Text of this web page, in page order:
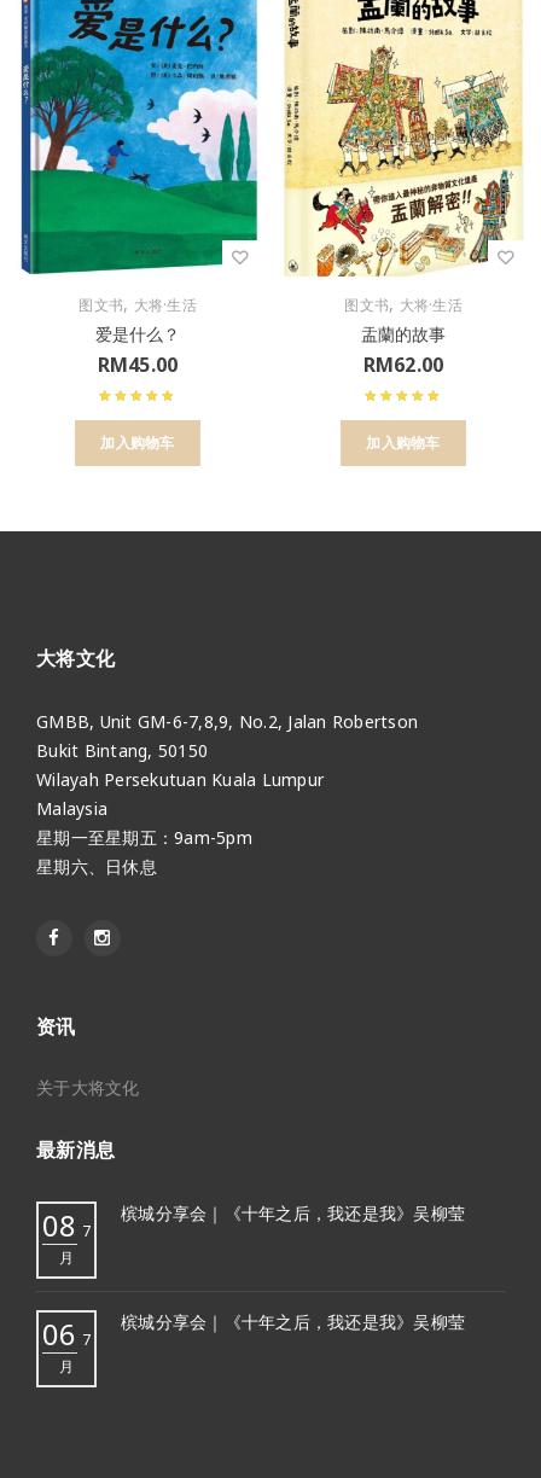
图文书, 大将·生活
爱是什么？
RM45.00
加入购物车
图文书, 大将·生活
盂蘭的故事
RM62.00
加入购物车
大将文化
GMBB, Unit GM-6-7,8,9, No.2, Jalan Robertson
Bukit Bintang, 50150
Wilayah Persekutuan Kuala Lumpur
Malaysia
星期一至星期五：9am-5pm
星期六、日休息
资讯
关于大将文化
最新消息
08 7
月
槟城分享会｜《十年之后，我还是我》吴柳莹
06 7
月
槟城分享会｜《十年之后，我还是我》吴柳莹